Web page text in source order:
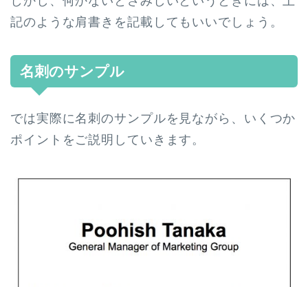
記のような肩書きを記載してもいいでしょう。
名刺のサンプル
では実際に名刺のサンプルを見ながら、いくつか
ポイントをご説明していきます。